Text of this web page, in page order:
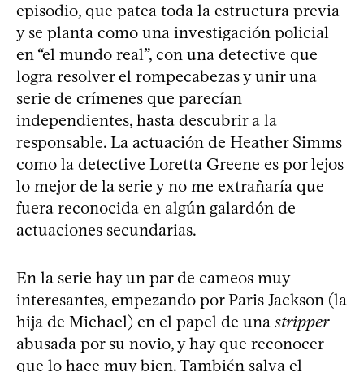
episodio, que patea toda la estructura previa
y se planta como una investigación policial
en “el mundo real”, con una detective que
logra resolver el rompecabezas y unir una
serie de crímenes que parecían
independientes, hasta descubrir a la
responsable. La actuación de Heather Simms
como la detective Loretta Greene es por lejos
lo mejor de la serie y no me extrañaría que
fuera reconocida en algún galardón de
actuaciones secundarias.
En la serie hay un par de cameos muy
interesantes, empezando por Paris Jackson (la
hija de Michael) en el papel de una stripper
abusada por su novio, y hay que reconocer
que lo hace muy bien. También salva el